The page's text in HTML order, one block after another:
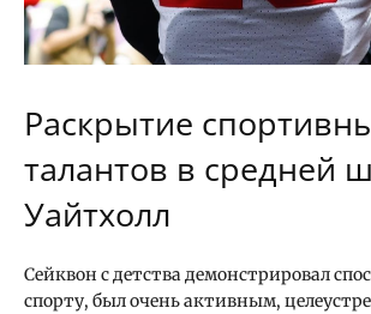
Раскрытие
талантов в средней
Уайтхолл
Сейквон с детства демонстрировал
спорту, был очень активным,